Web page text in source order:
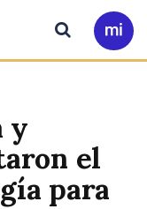
Ir
a
Buscar
y
el
para